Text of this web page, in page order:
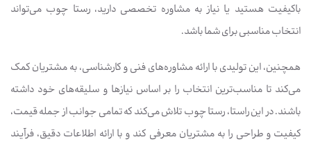
باکیفیت هستید یا نیاز به مشاوره تخصصی دارید، رستا چوب می‌تواند
انتخاب مناسبی برای شما باشد.
همچنین، این تولیدی با ارائه مشاوره‌های فنی و کارشناسی، به مشتریان کمک
می‌کند تا مناسب‌ترین انتخاب را بر اساس نیازها و سلیقه‌های خود داشته
باشند. در این راستا، رستا چوب تلاش می‌کند که تمامی جوانب از جمله قیمت،
کیفیت و طراحی را به مشتریان معرفی کند و با ارائه اطلاعات دقیق، فرآیند